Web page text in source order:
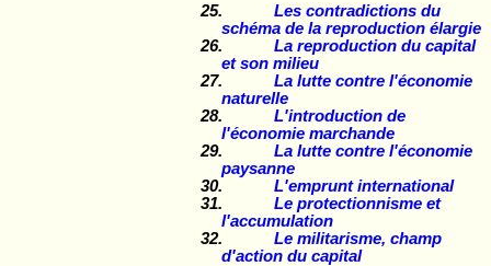
Les contradictions du
schéma de la reproduction élargie
La reproduction du capital
et son milieu
La lutte contre l'économie
naturelle
L'introduction de
l'économie marchande
La lutte contre l'économie
paysanne
L'emprunt international
Le protectionnisme et
l'accumulation
Le militarisme, champ
d'action du capital